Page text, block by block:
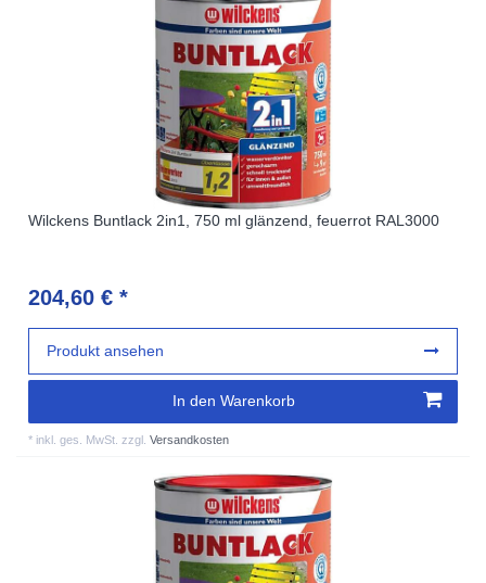
Wilckens Buntlack 2in1, 750 ml glänzend, feuerrot RAL3000
204,60 € *
In den Warenkorb
* inkl. ges. MwSt. zzgl.Versandkosten
Produkt ansehen